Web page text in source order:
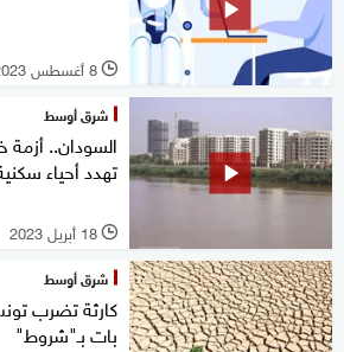
l 8 أغسطس 2023
شرق أوسط
السودان..
تهدد أحياء
l 18 أبريل 2023
شرق أوسط
كارثة تضرب
بات بـ"شروط"